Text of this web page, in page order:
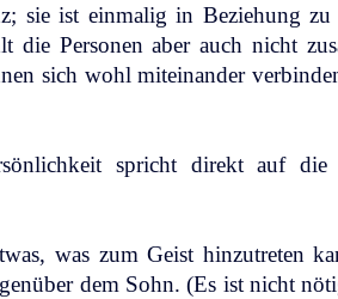
sie ist einmalig in Beziehung
die Personen aber auch nicht
sich wohl miteinander
spricht direkt auf die
was zum Geist hinzutreten
dem Sohn. (Es ist nicht